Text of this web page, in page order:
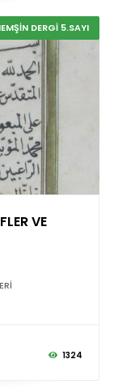
DERGİ 5.SAYI
VE
1324